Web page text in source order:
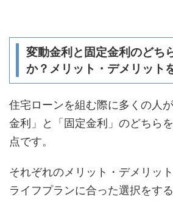
変動金利と固定金利のどち
か？メリット・デメリット
住宅ローンを組む際に多くの人
金利」と「固定金利」のどちら
点です。
それぞれのメリット・デメリッ
ライフプランに合った選択をす